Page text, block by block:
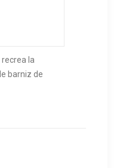
recrea la
barniz de